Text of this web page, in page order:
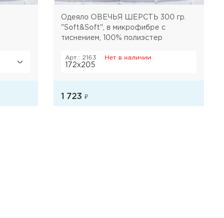
Одеяло ОВЕЧЬЯ ШЕРСТЬ 300 гр.
"Soft&Soft", в микрофибре с
тиснением, 100% полиэстер
172х205
Арт.: 2163 Нет в наличии
1 723 ₽